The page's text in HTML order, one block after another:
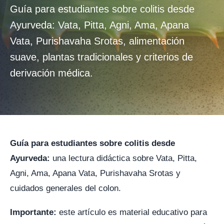
Guía para estudiantes sobre colitis desde
Ayurveda: Vata, Pitta, Agni, Ama, Apana
Vata, Purishavaha Srotas, alimentación
suave, plantas tradicionales y criterios de
derivación médica.
Guía para estudiantes sobre colitis desde
Ayurveda: una lectura didáctica sobre Vata, Pitta,
Agni, Ama, Apana Vata, Purishavaha Srotas y
cuidados generales del colon.
Importante: este artículo es material educativo para